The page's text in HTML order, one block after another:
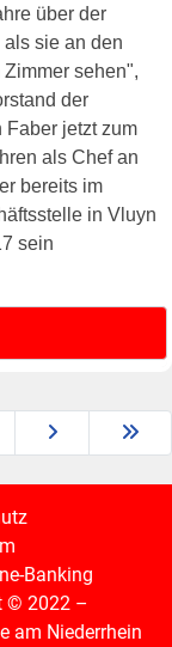
über der
sie an den
sehen",
der
Faber jetzt zum
als Chef an
bereits im
in Vluyn
sein
Banking
© 2022 –
am Niederrhein